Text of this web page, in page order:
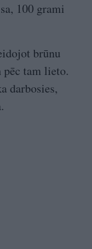
100 grami
brūnu
pēc tam lieto.
darbosies,